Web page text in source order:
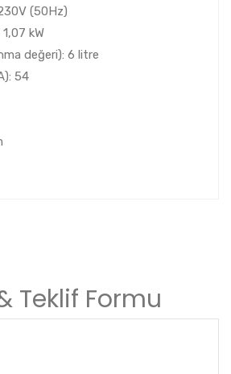
(50Hz)
kW
değeri): 6 litre
54
Teklif Formu